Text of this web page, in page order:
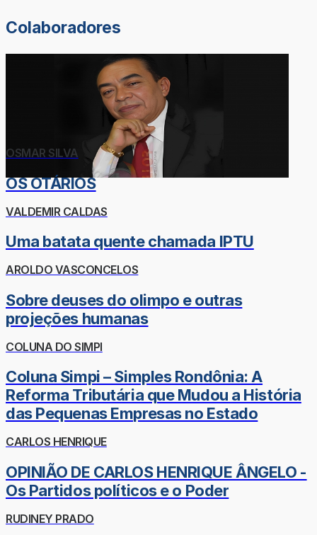
Colaboradores
OSMAR SILVA
OS OTÁRIOS
VALDEMIR CALDAS
Uma batata quente chamada IPTU
AROLDO VASCONCELOS
Sobre deuses do olimpo e outras
projeções humanas
COLUNA DO SIMPI
Coluna Simpi – Simples Rondônia: A
Reforma Tributária que Mudou a História
das Pequenas Empresas no Estado
CARLOS HENRIQUE
OPINIÃO DE CARLOS HENRIQUE ÂNGELO -
Os Partidos políticos e o Poder
RUDINEY PRADO